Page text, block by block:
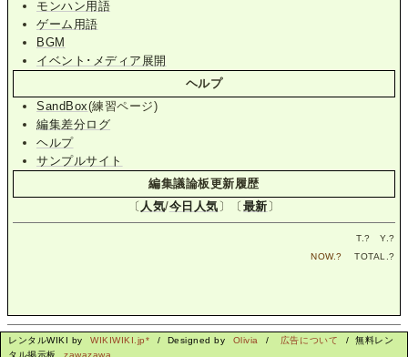
モンハン用語
ゲーム用語
BGM
イベント･メディア展開
ヘルプ
SandBox(練習ページ)
編集差分ログ
ヘルプ
サンプルサイト
編集議論板更新履歴
〔 人気/今日人気 〕〔 最新 〕
T.? Y.?
NOW.? TOTAL.?
レンタルWIKI by WIKIWIKI.jp* / Designed by Olivia / 広告について
/ 無料レン
タル掲示板
zawazawa